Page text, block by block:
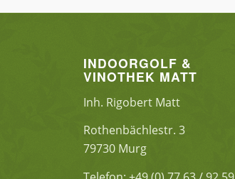
INDOORGOLF &
VINOTHEK MATT
Inh. Rigobert Matt
Rothenbächlestr. 3
79730 Murg